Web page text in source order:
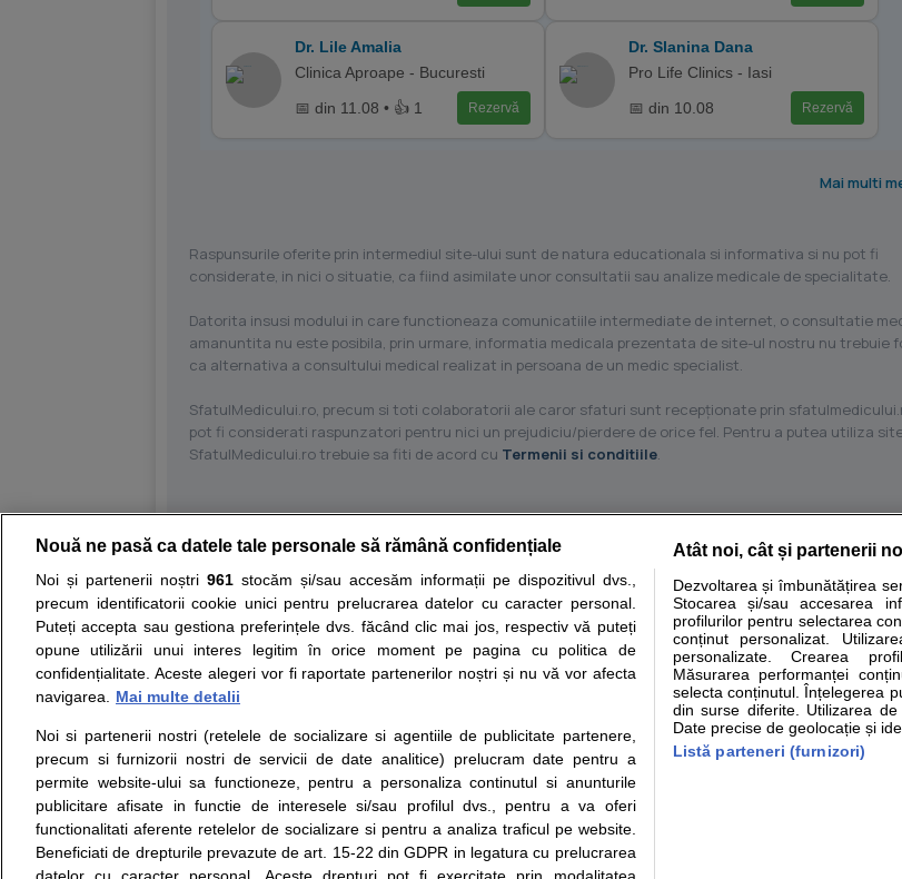
Dr. Lile Amalia
Clinica Aproape - Bucuresti
📅 din 11.08 • 👍 1
Rezervă
Dr. Slanina Dana
Pro Life Clinics - Iasi
📅 din 10.08
Rezervă
Mai multi
Raspunsurile oferite prin intermediul site-ului sunt de natura educationala si informativa si nu pot fi
considerate, in nici o situatie, ca fiind asimilate unor consultatii sau analize medicale de specialitate.
Datorita insusi modului in care functioneaza comunicatiile intermediate de internet, o consultatie
amanuntita nu este posibila, prin urmare, informatia medicala prezentata de site-ul nostru nu trebuie
ca alternativa a consultului medical realizat in persoana de un medic specialist.
SfatulMedicului.ro, precum si toti colaboratorii ale caror sfaturi sunt recepţionate prin
pot fi considerati raspunzatori pentru nici un prejudiciu/pierdere de orice fel. Pentru a putea utiliza
SfatulMedicului.ro trebuie sa fiti de acord cu Termenii si conditiile.
Resurse: Autoevaluare simptome Interpretare analize Specialitati medicale
Opiniile avizate ale medicilor, sfaturile si orice alte informatii despre sanatate disponibile pe sfatulmedicului.ro au
nici diagnosticul stabilit in urma investigatiilor si analizelor medicale. Va sfatuim, ca pe langa informatia primita pe
ii punem la dispozitie pentru programare in sistemul de programari la medic Clickmed.
Despre noi
Contact
Intrebari frecvente
Consultanti
medicali
Termeni si conditii
Politica de
confidentialitate
Politica de cookie
Modifica Setarile Cookie
Drepturile consumatorului
Protectia consumatorilor -
ANPC
Solutionarea Alternativa a
Litigiilor
Info consumator: 0800.080.999
Formulare europene - CNAS
Parteneri
Inscriere clinica
Nouă ne pasă ca datele tale personale să rămână confidențiale
Noi și partenerii noștri 961stocăm și/sau accesăm informații pe dispozitivul dvs.,
precum identificatorii cookie unici pentru prelucrarea datelor cu caracter personal.
Puteți accepta sau gestiona preferințele dvs. făcând clic mai jos, respectiv vă puteți
opune utilizării unui interes legitim în orice moment pe pagina cu politica de
confidențialitate. Aceste alegeri vor fi raportate partenerilor noștri și nu vă vor afecta
navigarea.
Mai multe detalii
Noi si partenerii nostri (retelele de socializare si agentiile de publicitate partenere,
precum si furnizorii nostri de servicii de date analitice) prelucram date pentru a
permite website-ului sa functioneze, pentru a personaliza continutul si anunturile
publicitare afisate in functie de interesele si/sau profilul dvs., pentru a va oferi
functionalitati aferente retelelor de socializare si pentru a analiza traficul pe website.
Beneficiati de drepturile prevazute de art. 15-22 din GDPR in legatura cu prelucrarea
Atât noi, cât și partenerii
Dezvoltarea și îmbunătățirea
Stocarea și/sau accesarea
profilurilor pentru selectarea
conținut personalizat.
personalizate. Crearea
Măsurarea performanței
selecta conținutul. Înțelegerea
din surse diferite. Utilizarea
Date precise de geolocație și
Listă parteneri (furnizori)